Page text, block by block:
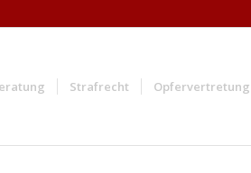
Strafrecht Opfervertretung